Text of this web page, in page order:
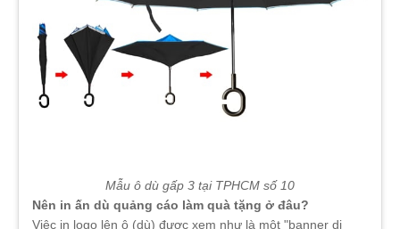
Mẫu ô dù gấp 3 tại TPHCM số 10
Nên in ấn dù quảng cáo làm quà tặng ở đâu?
Việc in logo lên ô (dù) được xem như là một "banner di